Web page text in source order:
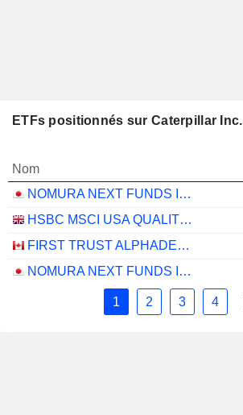
ETFs positionnés sur Caterpillar Inc.
Nom
NOMURA NEXT FUNDS INTERNATIONAL EQUITY MSCI-KOKUSAI (YEN-HEDGED) ETF - JPY
HSBC MSCI USA QUALITY UCITS ETF - USD
FIRST TRUST ALPHADEX U.S. INDUSTRIALS SECTOR INDEX ETF - CAD HEDGED
NOMURA NEXT FUNDS INTERNATIONAL EQUITY MSCI-KOKUSAI (UNHEDGED) ETF - JPY
1 2 3 4